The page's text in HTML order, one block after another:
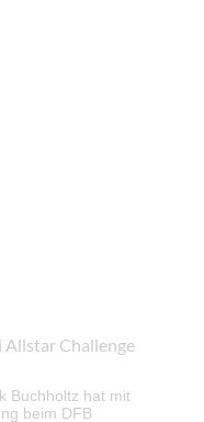
Allstar Challenge
Buchholtz hat mit
beim DFB